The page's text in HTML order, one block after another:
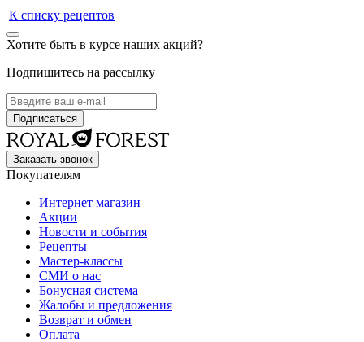
К списку рецептов
Хотите быть в курсе наших акций?
Подпишитесь на рассылку
Заказать звонок
Покупателям
Интернет магазин
Акции
Новости и события
Рецепты
Мастер-классы
СМИ о нас
Бонусная система
Жалобы и предложения
Возврат и обмен
Оплата